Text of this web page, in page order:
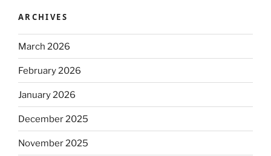
ARCHIVES
March 2026
February 2026
January 2026
December 2025
November 2025